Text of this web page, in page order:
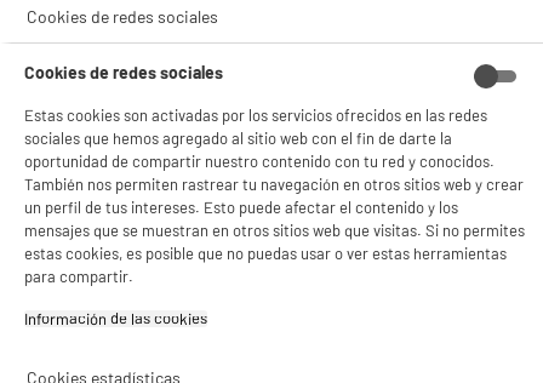
Cookies de redes sociales
Cookies de redes sociales
Estas cookies son activadas por los servicios ofrecidos en las redes
sociales que hemos agregado al sitio web con el fin de darte la
oportunidad de compartir nuestro contenido con tu red y conocidos.
También nos permiten rastrear tu navegación en otros sitios web y crear
un perfil de tus intereses. Esto puede afectar el contenido y los
mensajes que se muestran en otros sitios web que visitas. Si no permites
estas cookies, es posible que no puedas usar o ver estas herramientas
para compartir.
Información de las cookies‎
Cookies estadísticas